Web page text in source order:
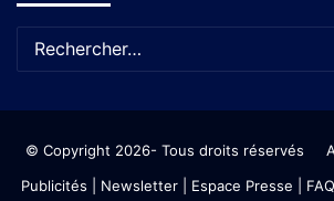
© Copyright 2026- Tous droits réservés
Publicités
Newsletter| Espace Presse | FAQ